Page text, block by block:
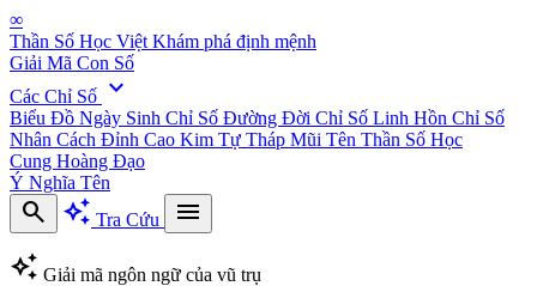
∞
Thần Số Học Việt Khám phá định mệnh
Giải Mã Con Số
Các Chỉ Số expand_more
Biểu Đồ Ngày Sinh Chỉ Số Đường Đời Chỉ Số Linh Hồn Chỉ Số
Nhân Cách Đỉnh Cao Kim Tự Tháp Mũi Tên Thần Số Học
Cung Hoàng Đạo
Ý Nghĩa Tên
search auto_awesome Tra Cứu
menu
auto_awesome Giải mã ngôn ngữ của vũ trụ